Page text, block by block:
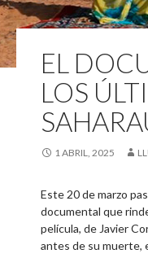
EL
LOS
1 ABRIL, 2025
Este 20 de marzo
documental que
película, de Javier
antes de su muerte,